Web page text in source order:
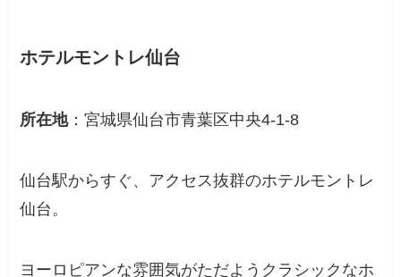
ホテルモントレ仙台
所在地：宮城県仙台市青葉区中央4-1-8
仙台駅からすぐ、アクセス抜群のホテルモントレ
仙台。
ヨーロピアンな雰囲気がただようクラシックなホ